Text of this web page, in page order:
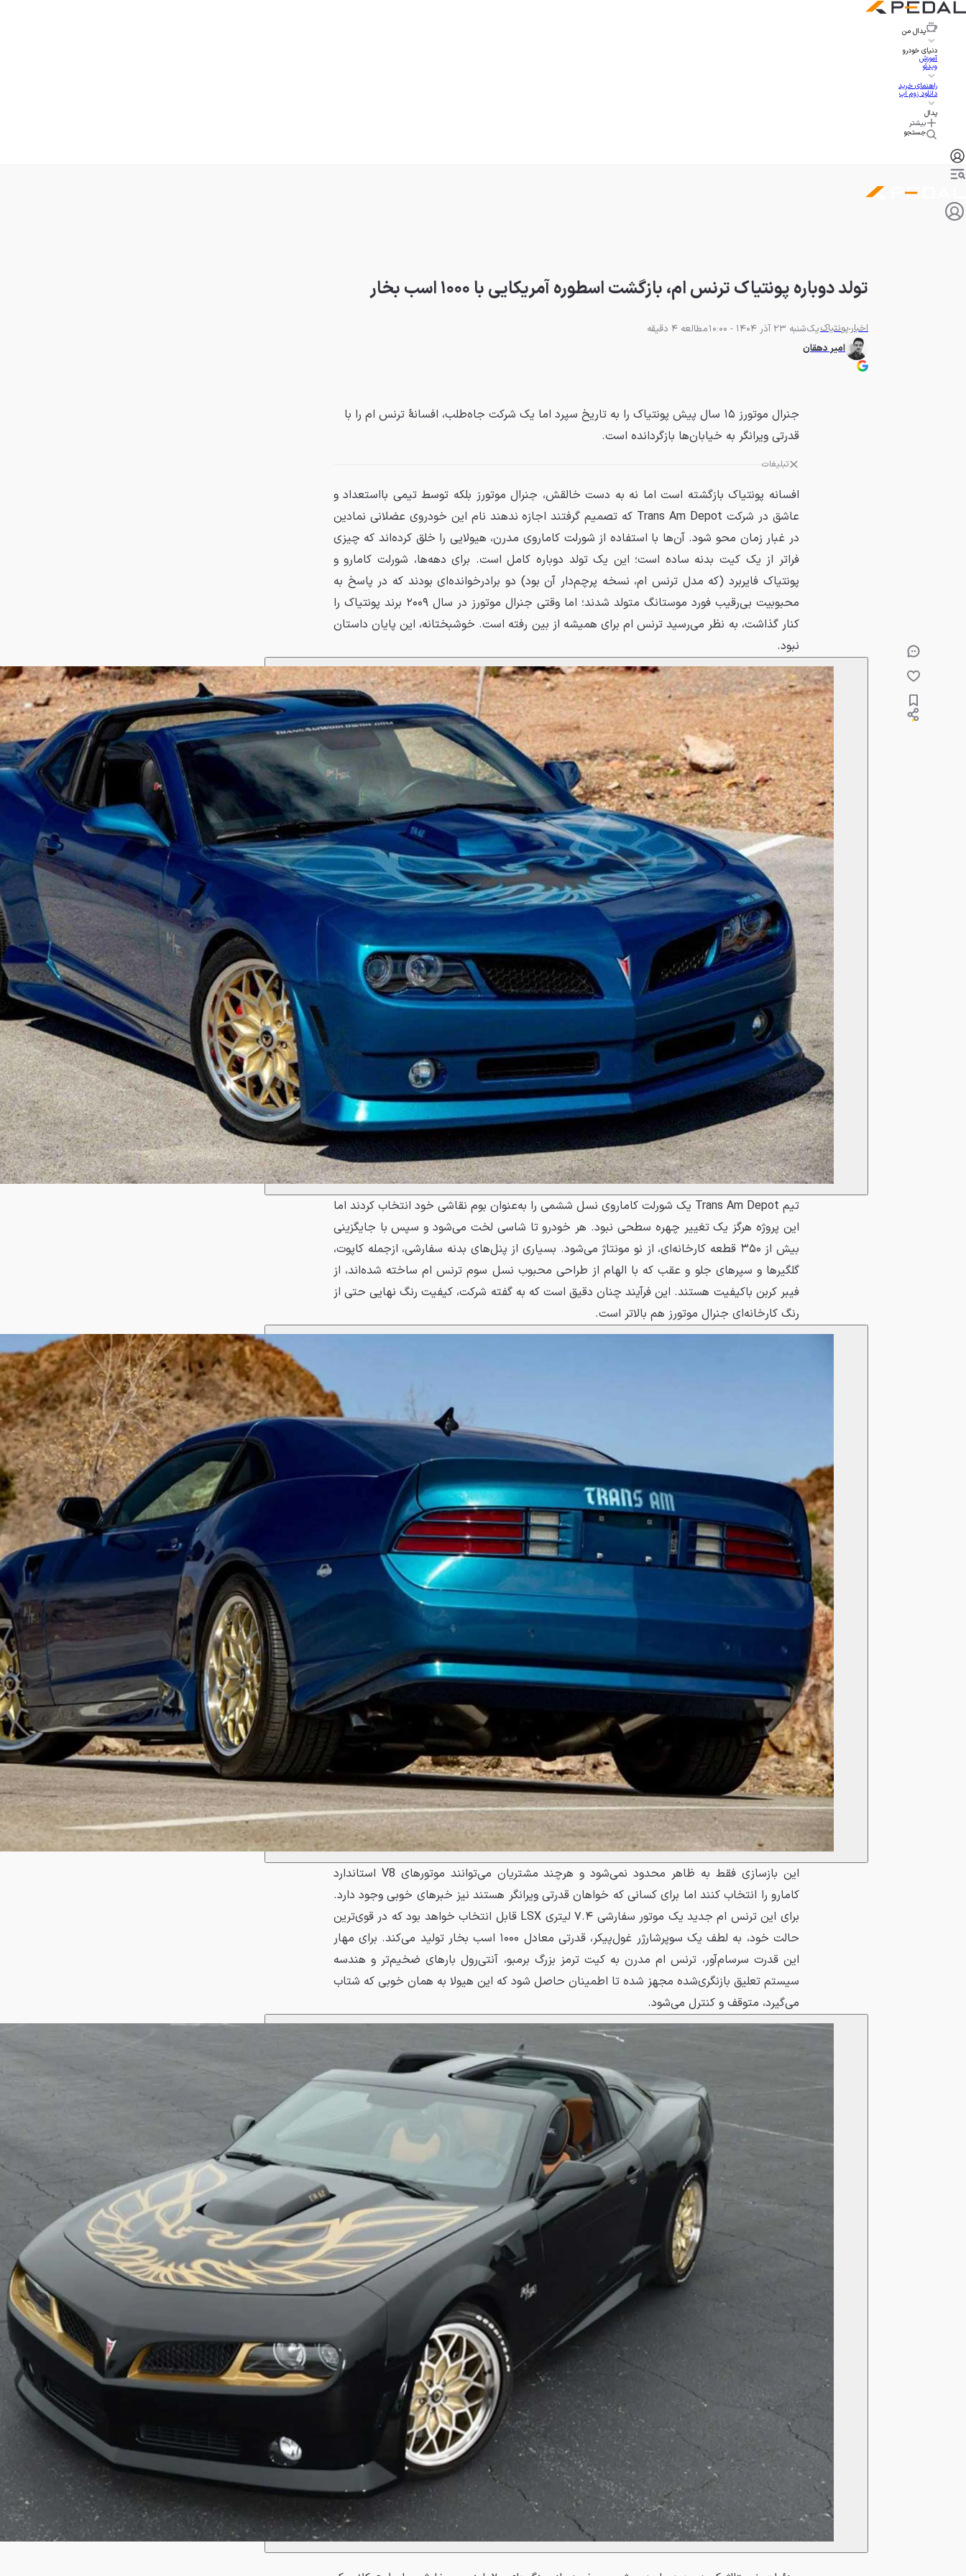
پدال من
دنیای خودرو
آموزش
ویدئو
راهنمای خرید
دانلود زوم اپ
پدال
بیشتر
جستجو
تولد دوباره پونتیاک ترنس ام، بازگشت اسطوره آمریکایی با ۱۰۰۰ اسب بخار
اخبارپونتیاکیک‌شنبه 23 آذر 1404 - 10:00
مطالعه 4 دقیقه
امیر دهقان
جنرال موتورز ۱۵ سال پیش پونتیاک را به تاریخ سپرد اما یک شرکت جاه‌طلب، افسانهٔ ترنس ام را با
قدرتی ویرانگر به خیابان‌ها بازگردانده است.
تبلیغات
افسانه پونتیاک بازگشته است اما نه به دست خالقش، جنرال موتورز بلکه توسط تیمی بااستعداد و
عاشق در شرکت Trans Am Depot که تصمیم گرفتند اجازه ندهند نام این خودروی عضلانی نمادین
در غبار زمان محو شود. آن‌ها با استفاده از شورلت کاماروی مدرن، هیولایی را خلق کرده‌اند که چیزی
فراتر از یک کیت بدنه ساده است؛ این یک تولد دوباره کامل است. برای دهه‌ها، شورلت کامارو و
پونتیاک فایربرد (که مدل ترنس ام، نسخه پرچم‌دار آن بود) دو برادرخوانده‌ای بودند که در پاسخ به
محبوبیت بی‌رقیب فورد موستانگ متولد شدند؛ اما وقتی جنرال موتورز در سال ۲۰۰۹ برند پونتیاک را
کنار گذاشت، به نظر می‌رسید ترنس ام برای همیشه از بین رفته است. خوشبختانه، این پایان داستان
نبود.
تیم Trans Am Depot یک شورلت کاماروی نسل ششمی را به‌عنوان بوم نقاشی خود انتخاب کردند اما
این پروژه هرگز یک تغییر چهره سطحی نبود. هر خودرو تا شاسی لخت می‌شود و سپس با جایگزینی
بیش از ۳۵۰ قطعه کارخانه‌ای، از نو مونتاژ می‌شود. بسیاری از پنل‌های بدنه سفارشی، ازجمله کاپوت،
گلگیرها و سپرهای جلو و عقب که با الهام از طراحی محبوب نسل سوم ترنس ام ساخته شده‌اند، از
فیبر کربن باکیفیت هستند. این فرآیند چنان دقیق است که به گفته شرکت، کیفیت رنگ نهایی حتی از
رنگ کارخانه‌ای جنرال موتورز هم بالاتر است.
این بازسازی فقط به ظاهر محدود نمی‌شود و هرچند مشتریان می‌توانند موتورهای V8 استاندارد
کامارو را انتخاب کنند اما برای کسانی که خواهان قدرتی ویرانگر هستند نیز خبرهای خوبی وجود دارد.
برای این ترنس ام جدید یک موتور سفارشی ۷.۴ لیتری LSX قابل انتخاب خواهد بود که در قوی‌ترین
حالت خود، به لطف یک سوپرشارژر غول‌پیکر، قدرتی معادل ۱۰۰۰ اسب بخار تولید می‌کند. برای مهار
این قدرت سرسام‌آور، ترنس ام مدرن به کیت ترمز بزرگ برمبو، آنتی‌رول بارهای ضخیم‌تر و هندسه
سیستم تعلیق بازنگری‌شده مجهز شده تا اطمینان حاصل شود که این هیولا به همان خوبی که شتاب
می‌گیرد، متوقف و کنترل می‌شود.